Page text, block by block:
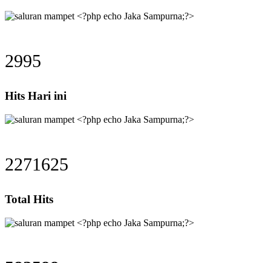
2995
Hits Hari ini
2271625
Total Hits